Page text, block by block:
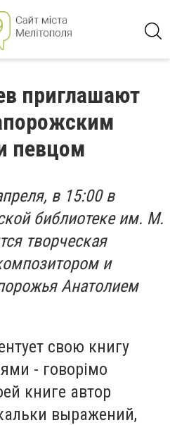
приглашают
певцом
в 15:00 в
библиотеке им. М.
творческая
и
Анатолием
свою книгу
- говорімо
книге автор
выражений,